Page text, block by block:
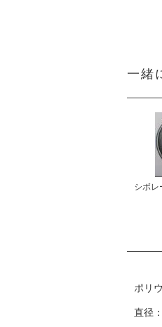
一緒
シボ
ポリ
直径